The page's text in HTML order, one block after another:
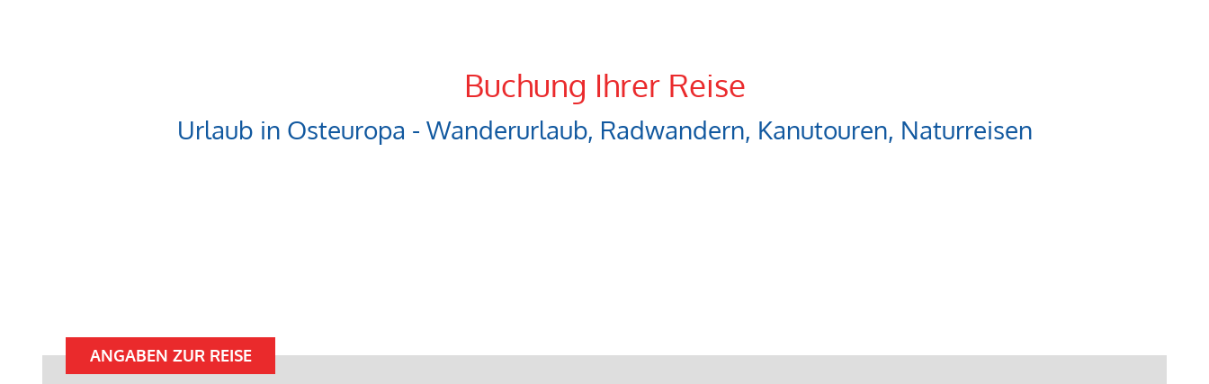
Buchung Ihrer Reise
Urlaub in Osteuropa - Wanderurlaub, Radwandern, Kanutouren, Naturreisen
ANGABEN ZUR REISE